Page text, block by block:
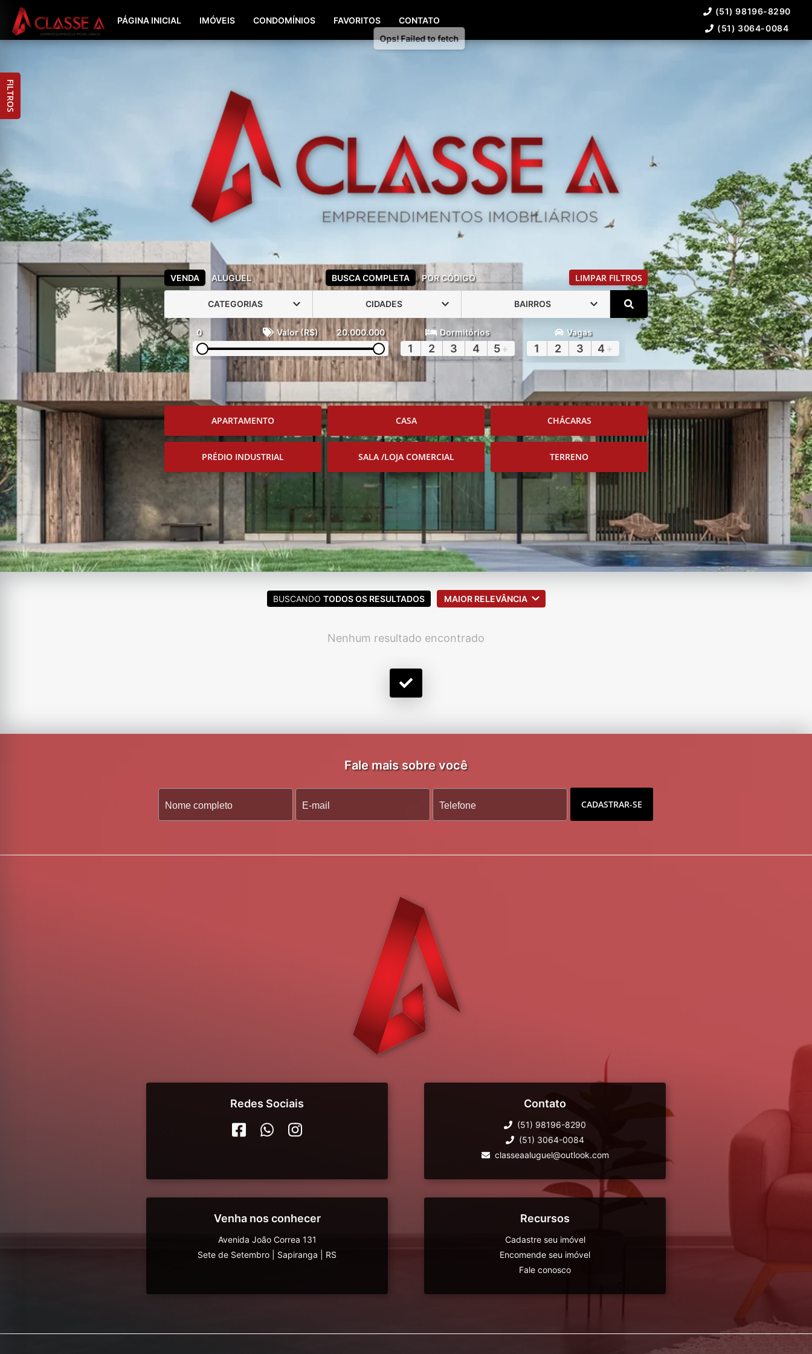
(51) 98196-8290 (51) 3064-0084
PÁGINA INICIAL IMÓVEIS CONDOMÍNIOS FAVORITOS CONTATO
(51) 98196-8290
(51) 3064-0084
VENDA ALUGUEL BUSCA COMPLETA POR CÓDIGO LIMPAR FILTROS
CATEGORIAS CIDADES BAIRROS
0 Valor (R$) 20.000.000 Dormitórios
1 2 3 4 5+
Vagas
1 2 3 4 +
APARTAMENTO CASA CHÁCARAS
PRÉDIO INDUSTRIAL SALA /LOJA COMERCIAL TERRENO
FILTROS
BUSCANDO TODOS OS RESULTADOS MAIOR RELEVÂNCIA
Nenhum resultado encontrado
Fale mais sobre você
CADASTRAR-SE
Redes Sociais Contato
(51) 98196-8290
(51) 3064-0084
classeaaluguel@outlook.com
Venha nos conhecer
Avenida João Correa 131
Sete de Setembro
Sapiranga RS
Recursos
Cadastre seu imóvel
Encomende seu imóvel
Fale conosco